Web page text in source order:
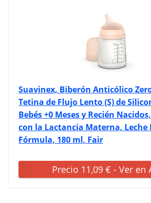
Suavinex, Biberón Anticólico
Tetina de Flujo Lento (S) de
Bebés +0 Meses y Recién
con la Lactancia Materna, Leche
Fórmula, 180 ml, Fair
Precio 11,09 € - Ver en